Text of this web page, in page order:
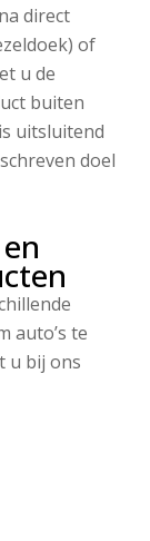
direct
of
u de
buiten
uitsluitend
doel
auto’s te
u bij ons